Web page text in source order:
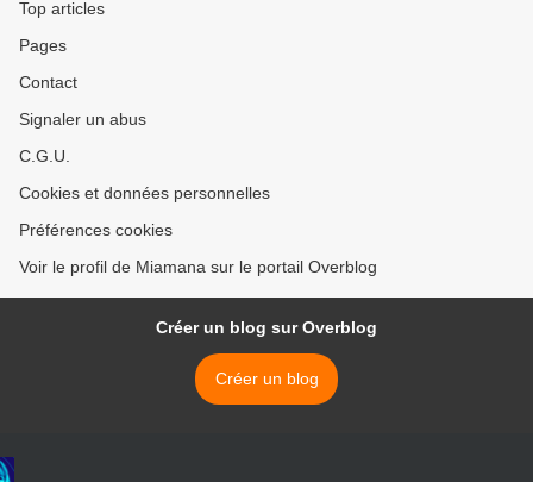
Top articles
Pages
Contact
Signaler un abus
C.G.U.
Cookies et données personnelles
Préférences cookies
Voir le profil de Miamana sur le portail Overblog
Créer un blog sur Overblog
Créer un blog